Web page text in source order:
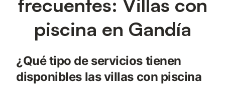
frecuentes: Villas con
piscina en Gandía
¿Qué tipo de servicios tienen
disponibles las villas con piscina